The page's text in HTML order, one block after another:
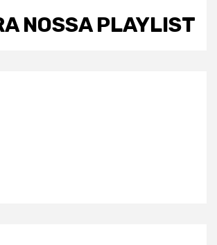
NOSSA PLAYLIST